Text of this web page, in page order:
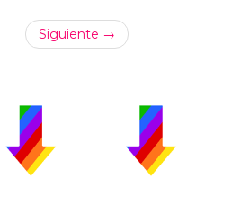
Siguiente →